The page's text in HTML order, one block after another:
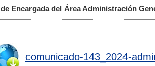
Encargada del Área Administración
comunicado-143_2024-